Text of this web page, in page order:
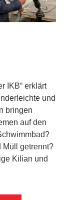
IKB“ erklärt
und
bringen
auf den
Müll getrennt?
Kilian und